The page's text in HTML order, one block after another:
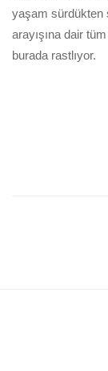
yaşam sürdükten
arayışına dair
burada rastlıyor.